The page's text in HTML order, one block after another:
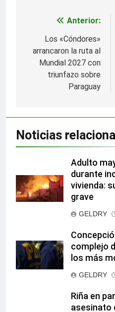
Navegación
entradas
Anterior:
Los «Cóndores»
arrancaron la ruta al
Mundial 2027 con
triunfazo sobre
Paraguay
Noticias
Adulto
durante
vivienda:
grave
GELDRY
complejo
los más
GELDRY
Riña en
asesinato